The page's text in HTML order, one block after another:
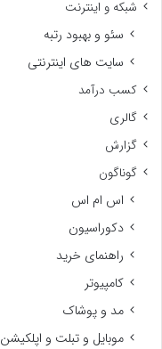
شبکه و اینترنت
سئو و بهبود رتبه
سایت های اینترنتی
کسب درآمد
گالری
گزارش
گوناگون
اس ام اس
دکوراسیون
راهنمای خرید
کامپیوتر
مد و پوشاک
موبایل و تبلت و اپلکیشن